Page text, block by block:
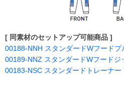
[ 同素材のセットアップ可能商品 ]
00188-NNH スタンダードWフードプ
00189-NNZ スタンダードWフードジ
00183-NSC スタンダードトレーナー